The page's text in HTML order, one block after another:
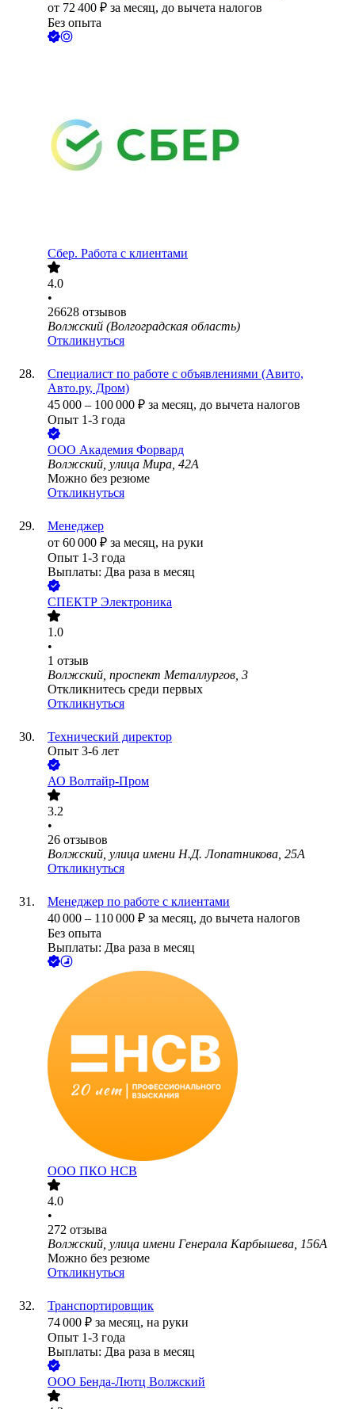
от 72 400 ₽ за месяц, до вычета налогов
Без опыта
Сбер. Работа с клиентами
4.0
•
26628 отзывов
Волжский (Волгоградская область)
Откликнуться
Специалист по работе с объявлениями (Авито,
Авто.ру, Дром)
45 000 – 100 000 ₽ за месяц, до вычета налогов
Опыт 1-3 года
ООО Академия Форвард
Волжский, улица Мира, 42А
Можно без резюме
Откликнуться
Менеджер
от 60 000 ₽ за месяц, на руки
Опыт 1-3 года
Выплаты: Два раза в месяц
СПЕКТР Электроника
1.0
•
1 отзыв
Волжский, проспект Металлургов, 3
Откликнитесь среди первых
Откликнуться
Технический директор
Опыт 3-6 лет
АО Волтайр-Пром
3.2
•
26 отзывов
Волжский, улица имени Н.Д. Лопатникова, 25А
Откликнуться
Менеджер по работе с клиентами
40 000 – 110 000 ₽ за месяц, до вычета налогов
Без опыта
Выплаты: Два раза в месяц
ООО ПКО НСВ
4.0
•
272 отзыва
Волжский, улица имени Генерала Карбышева, 156А
Можно без резюме
Откликнуться
Транспортировщик
74 000 ₽ за месяц, на руки
Опыт 1-3 года
Выплаты: Два раза в месяц
ООО Бенда-Лютц Волжский